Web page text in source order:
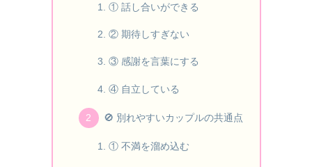
① 話し合いができる
② 期待しすぎない
③ 感謝を言葉にする
④ 自立している
🚫 別れやすいカップルの共通点
① 不満を溜め込む